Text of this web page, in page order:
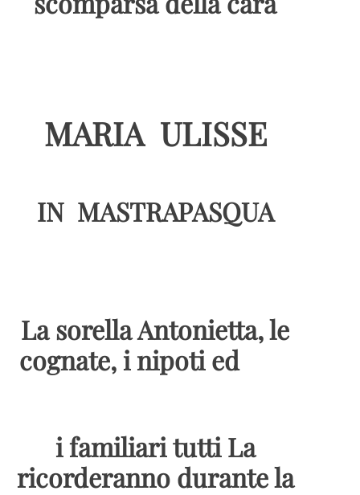
MARIA ULISSE
IN MASTRAPASQUA
La sorella Antonietta, le
cognate, i nipoti ed
i familiari tutti La
ricorderanno durante la